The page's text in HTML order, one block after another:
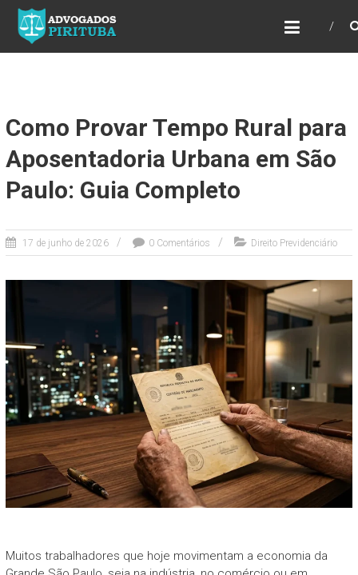
ADVOGADOS PIRITUBA
Precisando de advogado? Entre em contato!
Fazemos toda a assessoria que você
Como Provar Tempo Rural para
Aposentadoria Urbana em São
Paulo: Guia Completo
17 de junho de 2026 0 Comentários Direito Previdenciário
Muitos trabalhadores que hoje movimentam a economia da